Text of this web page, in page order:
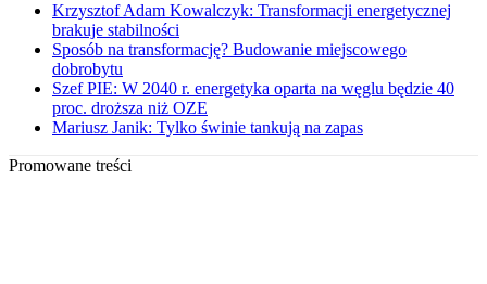
Krzysztof Adam Kowalczyk: Transformacji energetycznej
brakuje stabilności
Sposób na transformację? Budowanie miejscowego
dobrobytu
Szef PIE: W 2040 r. energetyka oparta na węglu będzie 40
proc. droższa niż OZE
Mariusz Janik: Tylko świnie tankują na zapas
Promowane treści